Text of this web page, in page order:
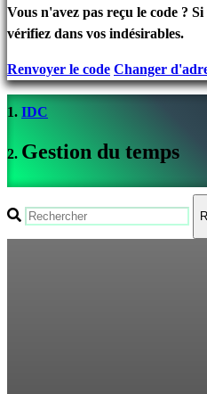
connecter
Mot
passe
oublié?
de
langue
AR
Vous n'avez pas reçu le code ?
vérifiez dans vos indésirables.
Renvoyer le code Changer
IDC
Gestion du temps